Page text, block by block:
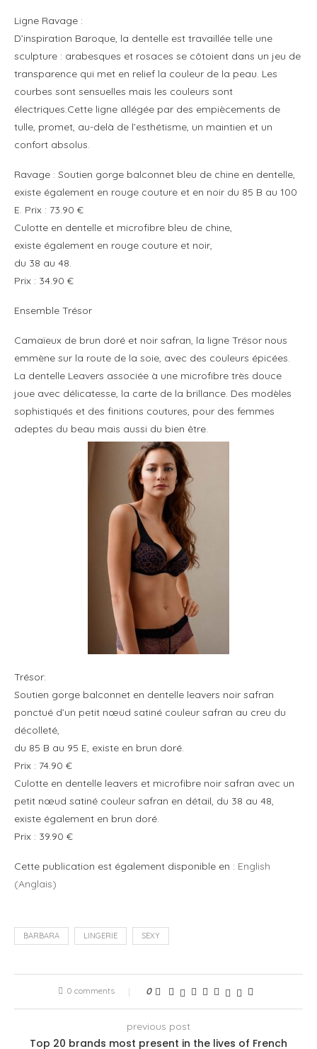
Ligne Ravage :
D’inspiration Baroque, la dentelle est travaillée telle une
sculpture : arabesques et rosaces se côtoient dans un jeu de
transparence qui met en relief la couleur de la peau. Les
courbes sont sensuelles mais les couleurs sont
électriques.Cette ligne allégée par des empiècements de
tulle, promet, au-delà de l’esthétisme, un maintien et un
confort absolus.
Ravage : Soutien gorge balconnet bleu de chine en dentelle,
existe également en rouge couture et en noir du 85 B au 100
E. Prix : 73.90 €
Culotte en dentelle et microfibre bleu de chine,
existe également en rouge couture et noir,
du 38 au 48.
Prix : 34.90 €
Ensemble Trésor
Camaïeux de brun doré et noir safran, la ligne Trésor nous
emmène sur la route de la soie, avec des couleurs épicées.
La dentelle Leavers associée à une microfibre très douce
joue avec délicatesse, la carte de la brillance. Des modèles
sophistiqués et des finitions coutures, pour des femmes
adeptes du beau mais aussi du bien être.
Trésor:
Soutien gorge balconnet en dentelle leavers noir safran
ponctué d’un petit nœud satiné couleur safran au creu du
décolleté,
du 85 B au 95 E, existe en brun doré.
Prix : 74.90 €
Culotte en dentelle leavers et microfibre noir safran avec un
petit nœud satiné couleur safran en détail, du 38 au 48,
existe également en brun doré.
Prix : 39.90 €
Cette publication est également disponible en : English
(Anglais)
BARBARA LINGERIE SEXY
0 comments 0
previous post
Top 20 brands most present in the lives of French